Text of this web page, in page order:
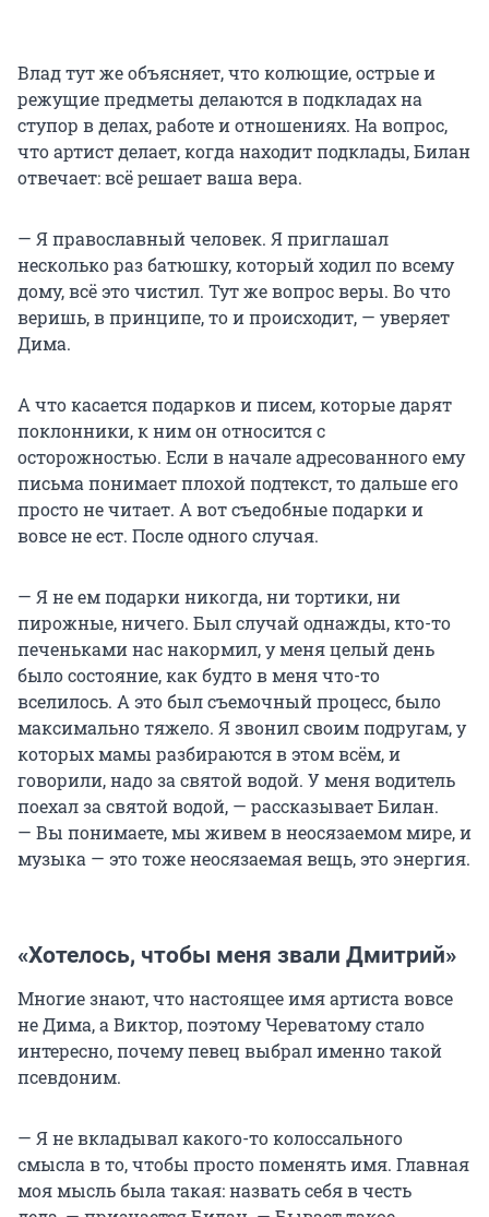
Влад тут же объясняет, что колющие, острые и
режущие предметы делаются в подкладах на
ступор в делах, работе и отношениях. На вопрос,
что артист делает, когда находит подклады, Билан
отвечает: всё решает ваша вера.
— Я православный человек. Я приглашал
несколько раз батюшку, который ходил по всему
дому, всё это чистил. Тут же вопрос веры. Во что
веришь, в принципе, то и происходит, — уверяет
Дима.
А что касается подарков и писем, которые дарят
поклонники, к ним он относится с
осторожностью. Если в начале адресованного ему
письма понимает плохой подтекст, то дальше его
просто не читает. А вот съедобные подарки и
вовсе не ест. После одного случая.
— Я не ем подарки никогда, ни тортики, ни
пирожные, ничего. Был случай однажды, кто-то
печеньками нас накормил, у меня целый день
было состояние, как будто в меня что-то
вселилось. А это был съемочный процесс, было
максимально тяжело. Я звонил своим подругам, у
которых мамы разбираются в этом всём, и
говорили, надо за святой водой. У меня водитель
поехал за святой водой, — рассказывает Билан.
— Вы понимаете, мы живем в неосязаемом мире, и
музыка — это тоже неосязаемая вещь, это энергия.
«Хотелось, чтобы меня звали Дмитрий»
Многие знают, что настоящее имя артиста вовсе
не Дима, а Виктор, поэтому Череватому стало
интересно, почему певец выбрал именно такой
псевдоним.
— Я не вкладывал какого-то колоссального
смысла в то, чтобы просто поменять имя. Главная
моя мысль была такая: назвать себя в честь